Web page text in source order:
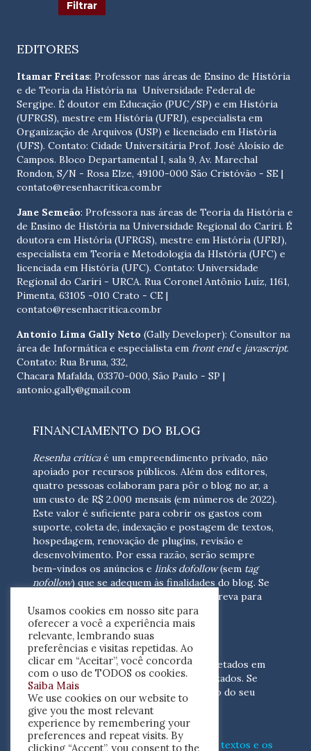
EDITORES
Itamar Freitas: Professor nas áreas de Ensino de História
e de Teoria da História na Universidade Federal de
Sergipe. É doutor em Educação (PUC/SP) e em História
(UFRGS), mestre em História (UFRJ), especialista em
Organização de Arquivos (USP) e licenciado em História
(UFS). Contato: Cidade Universitária Prof. José Aloísio de
Campos. Bloco Departamental I, sala 9, Av. Marechal
Rondon, S/N - Rosa Elze, 49100-000 São Cristóvão - SE |
contato@resenhacritica.com.br
Jane Semeão: Professora nas áreas de Teoria da História e
de Ensino de História na Universidade Regional do Cariri. É
doutora em História (UFRGS), mestre em História (UFRJ),
especialista em Teoria e Metodologia da HIstória (UFC) e
licenciada em História (UFC). Contato: Universidade
Regional do Cariri - URCA. Rua Coronel Antônio Luíz, 1161,
Pimenta, 63105 -010 Crato - CE |
contato@resenhacritica.com.br
Antonio Lima Gally Neto (Gally Developer): Consultor na
área de Informática e especialista em front ende javascript.
Contato: Rua Bruna, 332,
Chacara Mafalda, 03370-000, São Paulo - SP |
antonio.gally@gmail.com
FINANCIAMENTO DO BLOG
Resenha críticaé um empreendimento privado, não
apoiado por recursos públicos. Além dos editores,
quatro pessoas colaboram para pôr o blog no ar, a
um custo de R$ 2.000 mensais (em números de 2022).
Este valor é suficiente para cobrir os gastos com
suporte, coleta de, indexação e postagem de textos,
hospedagem, renovação de plugins, revisão e
desenvolvimento. Por essa razão, serão sempre
bem-vindos os anúncios e links dofollow(sem tag
nofollow) que se adequem às finalidades do blog. Se
escreva para
nós(contato@resenhacritica.com.br)
FONTES E ACERVO
As resenhas, dossiês e sumários são coletados em
periódicos acadêmicos e sites especializados. Se
você tem interesse em divulgar o acervo do seu
periódico, escreva para nós
(contato@resenhacritica.com.br)
Conheça omodocomo processamos os textos e os
Usamos cookies em nosso site para
oferecer a você a experiência mais
relevante, lembrando suas
preferências e visitas repetidas. Ao
clicar em “Aceitar”, você concorda
com o uso de TODOS os cookies.
Saiba Mais
We use cookies on our website to
give you the most relevant
experience by remembering your
preferences and repeat visits. By
clicking “Accept”, you consent to the